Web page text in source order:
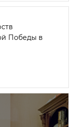
Победы в